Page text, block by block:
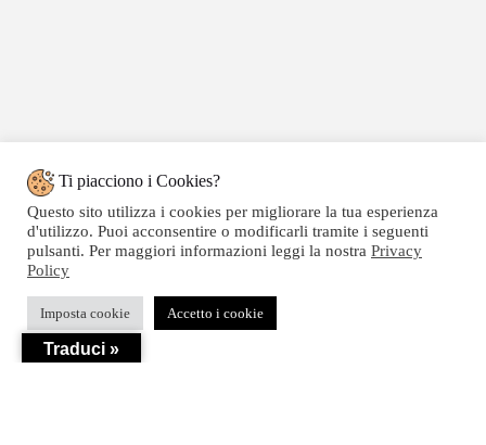
Copyright © 2020 SEGATTINI GROUP SRL - Web
powered by Dylog Italia S.p.a. - P.IVA 04550820239
Privacy
Ti piacciono i Cookies?
Questo sito utilizza i cookies per migliorare la tua esperienza
d'utilizzo. Puoi acconsentire o modificarli tramite i seguenti
pulsanti. Per maggiori informazioni leggi la nostra Privacy
Policy
Imposta cookie Accetto i cookie
Traduci »